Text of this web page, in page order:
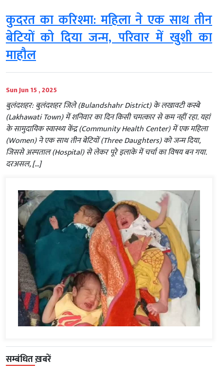
कुदरत का करिश्मा: महिला ने एक साथ तीन
बेटियों को दिया जन्म, परिवार में खुशी का
माहौल
Sun Jun 15 , 2025
बुलंदशहर: बुलंदशहर जिले (Bulandshahr District) के लखावटी कस्बे
(Lakhawati Town) में शनिवार का दिन किसी चमत्कार से कम नहीं रहा. यहां
के सामुदायिक स्वास्थ्य केंद्र (Community Health Center) में एक महिला
(Women) ने एक साथ तीन बेटियों (Three Daughters) को जन्म दिया,
जिससे अस्पताल (Hospital) से लेकर पूरे इलाके में चर्चा का विषय बन गया.
दरअसल, […]
सम्बंधित ख़बरें